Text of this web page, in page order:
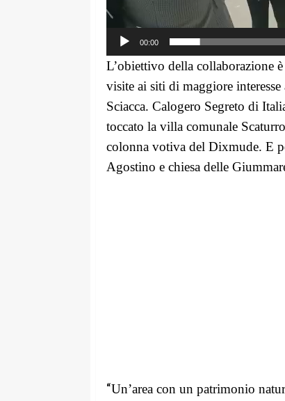
00:00
L’obiettivo della collaborazione
visite ai siti di maggiore
Sciacca. Calogero Segreto di
toccato la villa comunale
colonna votiva del Dixmude. E
Agostino e chiesa delle
“Un’areacon un patrimonio